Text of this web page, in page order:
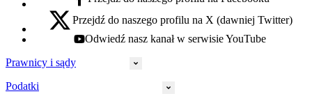
facebook - otwiera się w nowej karcie
x - otwiera się w nowej karcie
Przejdź do naszego profilu na X (dawniej Twitter)
youtube - otwiera się w nowej karcie
Odwiedź nasz kanał w serwisie YouTube
Prawnicy i sądy
Podatki